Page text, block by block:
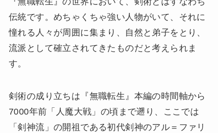
伝統です。めちゃくちゃ強い人物がいて、それに
憧れる人々が周囲に集まり、自然と弟子をとり、
流派として確立されてきたものだと考えられま
す。
剣術の成り立ちは『無職転生』本編の時間軸から
7000年前「人魔大戦」の頃まで遡り、ここでは
「剣神流」の開祖である初代剣神のアル＝ファリ